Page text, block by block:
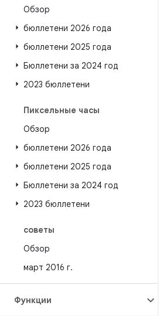
Обзор
бюллетени 2026 года
бюллетени 2025 года
Бюллетени за 2024 год
2023 бюллетени
Пиксельные часы
Обзор
бюллетени 2026 года
бюллетени 2025 года
Бюллетени за 2024 год
2023 бюллетени
советы
Обзор
март 2016 г.
Функции